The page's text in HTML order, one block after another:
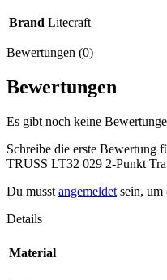
Brand Litecraft
Bewertungen (0)
Bewertungen
Es gibt noch keine
Schreibe die erste
TRUSS LT32 029 2-Punkt
Du musst angemeldet sein, um
Details
Material